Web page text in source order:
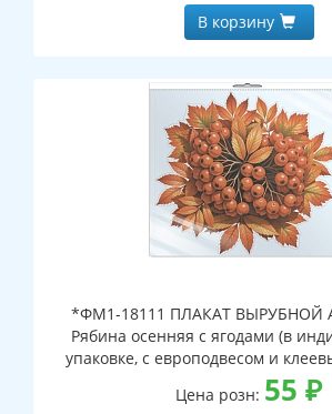
В корзину
*ФМ1-18111 ПЛАКАТ ВЫРУБНОЙ
Рябина осенняя с ягодами (в
упаковке, с европодвесом и
двухсторонний, ВД-лак)
Цена розн: 55 ₽